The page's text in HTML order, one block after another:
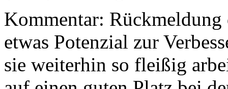
Kommentar: Rückmeldung
etwas Potenzial zur
sie weiterhin so fleißig